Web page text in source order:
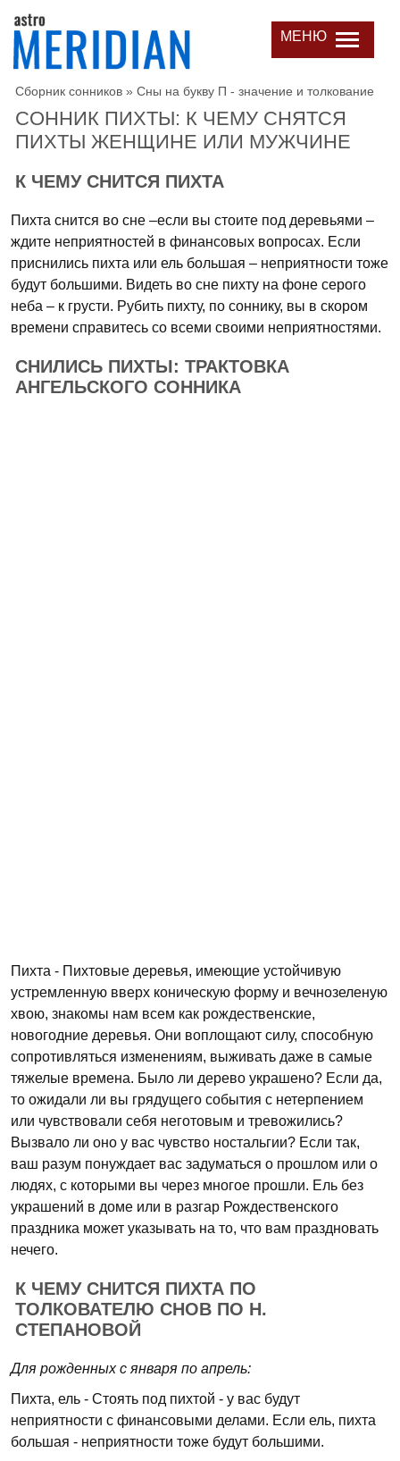
МЕНЮ
Сборник сонников » Сны на букву П - значение и толкование
СОННИК ПИХТЫ: К ЧЕМУ СНЯТСЯ
ПИХТЫ ЖЕНЩИНЕ ИЛИ МУЖЧИНЕ
К ЧЕМУ СНИТСЯ ПИХТА
Пихта снится во сне –если вы стоите под деревьями –
ждите неприятностей в финансовых вопросах. Если
приснились пихта или ель большая – неприятности тоже
будут большими. Видеть во сне пихту на фоне серого
неба – к грусти. Рубить пихту, по соннику, вы в скором
времени справитесь со всеми своими неприятностями.
СНИЛИСЬ ПИХТЫ: ТРАКТОВКА
АНГЕЛЬСКОГО СОННИКА
Пихта - Пихтовые деревья, имеющие устойчивую
устремленную вверх коническую форму и вечнозеленую
хвою, знакомы нам всем как рождественские,
новогодние деревья. Они воплощают силу, способную
сопротивляться изменениям, выживать даже в самые
тяжелые времена. Было ли дерево украшено? Если да,
то ожидали ли вы грядущего события с нетерпением
или чувствовали себя неготовым и тревожились?
Вызвало ли оно у вас чувство ностальгии? Если так,
ваш разум понуждает вас задуматься о прошлом или о
людях, с которыми вы через многое прошли. Ель без
украшений в доме или в разгар Рождественского
праздника может указывать на то, что вам праздновать
нечего.
К ЧЕМУ СНИТСЯ ПИХТА ПО
ТОЛКОВАТЕЛЮ СНОВ ПО Н.
СТЕПАНОВОЙ
Для рожденных с января по апрель:
Пихта, ель - Стоять под пихтой - у вас будут
неприятности с финансовыми делами. Если ель, пихта
большая - неприятности тоже будут большими.